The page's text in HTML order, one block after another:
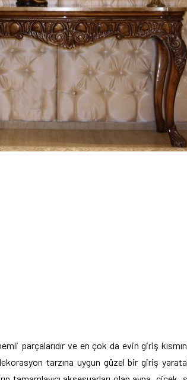
parçalarıdır ve en çok da evin giriş
tarzına uygun güzel bir giriş